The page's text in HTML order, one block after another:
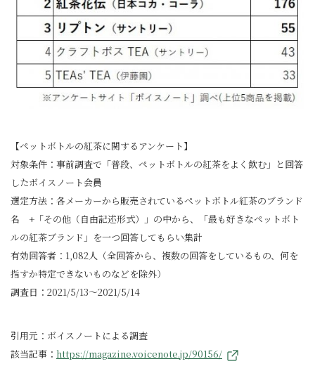
【ペットボトルの紅茶に関するアンケート】
対象条件：事前調査で「普段、ペットボトルの紅茶をよく飲む」と回答
したボイスノート会員
選定方法：各メーカーから販売されているペットボトル紅茶のブランド
名 +「その他（自由記述形式）」の中から、「最も好きなペットボト
ルの紅茶ブランド」を一つ回答してもらい集計
有効回答者：1,082人（全回答から、複数の回答をしているもの、何を
指すか特定できないものなどを除外）
調査日：2021/5/13～2021/5/14
引用元：ボイスノートによる調査
該当記事： https://magazine.voicenote.jp/90156/